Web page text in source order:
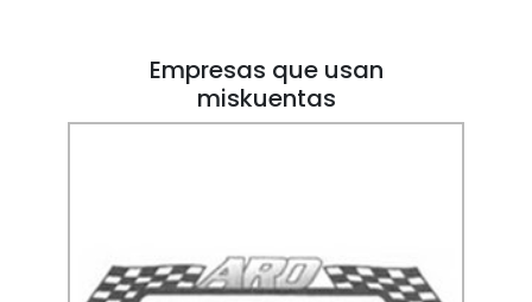
Empresas que usan
miskuentas